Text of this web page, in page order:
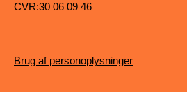
CVR:30 06 09 46
Brug af personoplysninger